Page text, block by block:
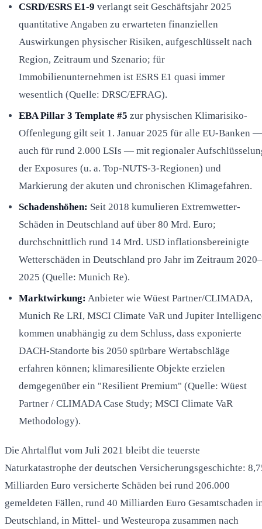
CSRD/ESRS E1-9 verlangt seit Geschäftsjahr 2025
quantitative Angaben zu erwarteten finanziellen
Auswirkungen physischer Risiken, aufgeschlüsselt nach
Region, Zeitraum und Szenario; für
Immobilienunternehmen ist ESRS E1 quasi immer
wesentlich (Quelle: DRSC/EFRAG).
EBA Pillar 3 Template #5 zur physischen Klimarisiko-
Offenlegung gilt seit 1. Januar 2025 für alle EU-Banken —
auch für rund 2.000 LSIs — mit regionaler
der Exposures (u. a. Top-NUTS-3-Regionen) und
Markierung der akuten und chronischen Klimagefahren.
Schadenshöhen: Seit 2018 kumulieren Extremwetter-
Schäden in Deutschland auf über 80 Mrd. Euro;
durchschnittlich rund 14 Mrd. USD inflationsbereinigte
Wetterschäden in Deutschland pro Jahr im Zeitraum 2020–
2025 (Quelle: Munich Re).
Marktwirkung: Anbieter wie Wüest Partner/CLIMADA,
Munich Re LRI, MSCI Climate VaR und Jupiter
kommen unabhängig zu dem Schluss, dass exponierte
DACH-Standorte bis 2050 spürbare Wertabschläge
erfahren können; klimaresiliente Objekte erzielen
demgegenüber ein "Resilient Premium" (Quelle: Wüest
Partner / CLIMADA Case Study; MSCI Climate VaR
Methodology).
Die Ahrtalflut vom Juli 2021 bleibt die teuerste
Naturkatastrophe der deutschen Versicherungsgeschichte:
Milliarden Euro versicherte Schäden bei rund 206.000
gemeldeten Fällen, rund 40 Milliarden Euro Gesamtschaden
Deutschland, in Mittel- und Westeuropa zusammen nach